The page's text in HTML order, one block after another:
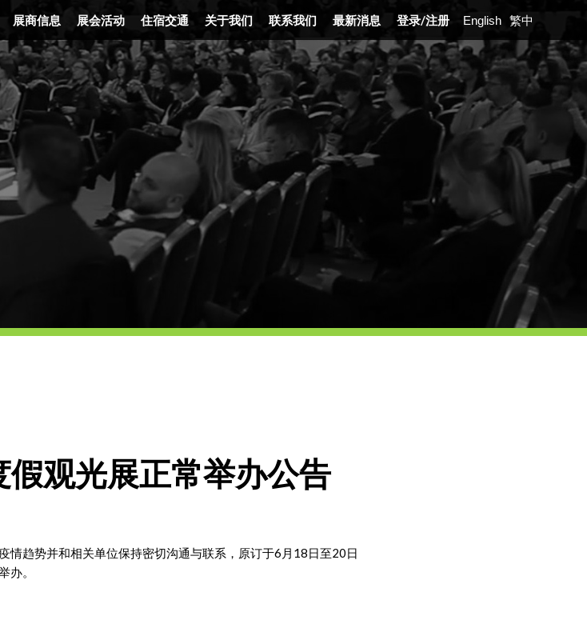
展商信息
展会平面图
FAQ
报名参展
展会优势
展会活动
精彩活动
展会讲者
节目表
住宿交通
住宿信息
交通信息
关于我们
发展沿革
企业介绍
联系我们 最新消息 登录/注册 English 繁中
观光展正常举办公告
情趋势并和相关单位保持密切沟通与联系，原订于6月18日至20日
办。